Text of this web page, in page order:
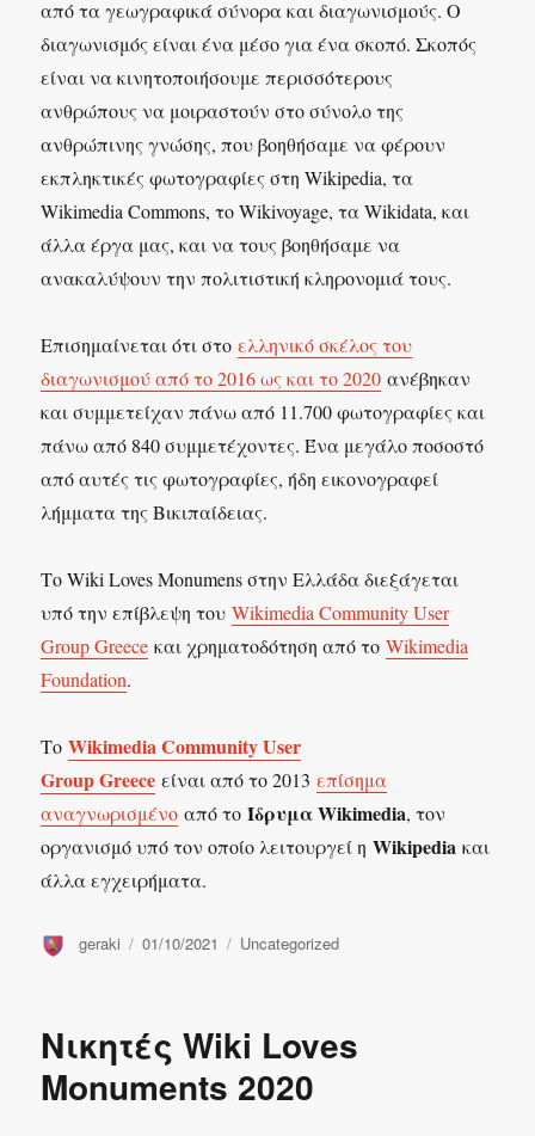
από τα γεωγραφικά σύνορα και διαγωνισμούς. Ο
διαγωνισμός είναι ένα μέσο για ένα σκοπό. Σκοπός
είναι να κινητοποιήσουμε περισσότερους
ανθρώπους να μοιραστούν στο σύνολο της
ανθρώπινης γνώσης, που βοηθήσαμε να φέρουν
εκπληκτικές φωτογραφίες στη Wikipedia, τα
Wikimedia Commons, το Wikivoyage, τα Wikidata, και
άλλα έργα μας, και να τους βοηθήσαμε να
ανακαλύψουν την πολιτιστική κληρονομιά τους.
Επισημαίνεται ότι στοελληνικό σκέλος του
διαγωνισμού από το 2016 ως και το 2020 ανέβηκαν
και συμμετείχαν πάνω από 11.700 φωτογραφίες και
πάνω από 840 συμμετέχοντες. Ένα μεγάλο ποσοστό
από αυτές τις φωτογραφίες, ήδη εικονογραφεί
λήμματα της Βικιπαίδειας.
Το Wiki Loves Monumens στην Ελλάδα διεξάγεται
υπό την επίβλεψη τουWikimedia Community User
Group Greece και χρηματοδότηση από τοWikimedia
Foundation.
ΤοWikimedia Community User
Group Greece είναι από το 2013επίσημα
αναγνωρισμένο από τοΊδρυμα Wikimedia, τον
οργανισμό υπό τον οποίο λειτουργεί ηWikipediaκαι
άλλα εγχειρήματα.
Συντάκτης
geraki
Δημοσιεύτηκε
01/10/2021 Κατηγορίες
Uncategorized
Νικητές Wiki Loves
Monuments 2020